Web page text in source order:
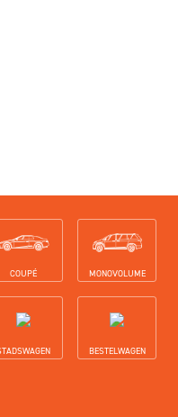
COUPÉ MONOVOLUME
BESTELWAGEN